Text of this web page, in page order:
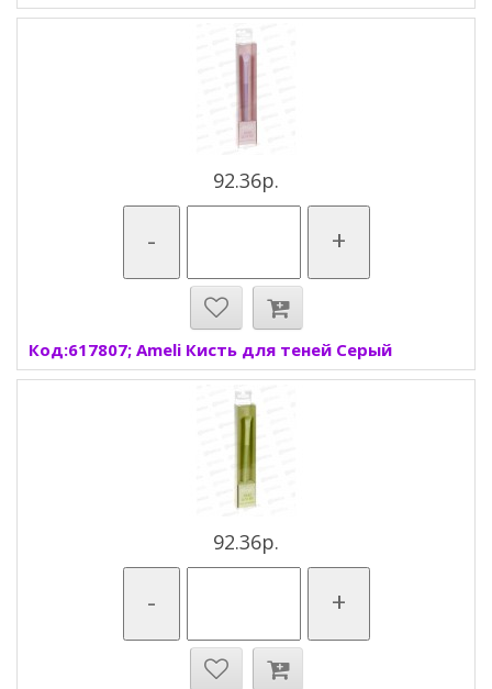
92.36р.
- +
Код:617807; Ameli Кисть для теней Серый
92.36р.
- +